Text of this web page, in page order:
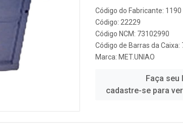
Código do Fabricante: 1190
Código: 22229
Código NCM: 73102990
Código de Barras da
Marca: MET.UNIAO
Faça seu
cadastre-se para